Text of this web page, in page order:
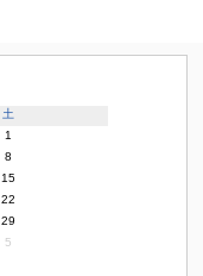
土
1
8
15
22
29
5